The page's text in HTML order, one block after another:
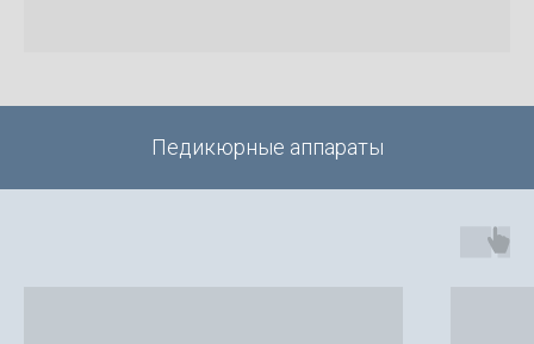
Педикюрные аппараты